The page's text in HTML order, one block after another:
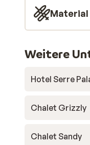
Material
Weitere
Hotel Serre
Chalet Grizzly
Chalet Sandy